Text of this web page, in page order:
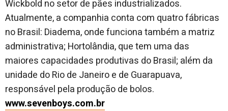
Wickbold no setor de pães industrializados.
Atualmente, a companhia conta com quatro fábricas
no Brasil: Diadema, onde funciona também a matriz
administrativa; Hortolândia, que tem uma das
maiores capacidades produtivas do Brasil; além da
unidade do Rio de Janeiro e de Guarapuava,
responsável pela produção de bolos.
www.sevenboys.com.br